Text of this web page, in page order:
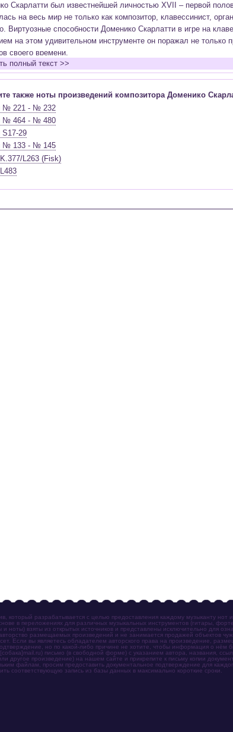
Скарлатти был известнейшей личностью XVII – первой
на весь мир не только как композитор, клавессинист,
Виртуозные способности Доменико Скарлатти в игре на
на этом удивительном инструменте он поражал не только
своего времени.
искусствоведы проводят прочные нити сравнения
. И, действительно, параллели двух разных жизней
в области музыкальных форм и их трактовке. Оба
культуры и искусства своего времени и заработали
нашей огромной планеты.
наследие Доменико Скарлатти входит огромное
творил. Среди них оперы, духовная музыка, сочинения
клавирные одночастные произведения, которые позднее стали
сплетены такие черты как скерцозность и лирическое
лишь небольшая часть произведений Доменико
полный текст >>
также ноты произведений композитора Доменико
№ 221 - № 232
№ 464 - № 480
29
№ 133 - № 145
L263 (Fisk)
который разрабатывается с целью предоставления каждому музыканту нот
в переложениях для различных музыкальных инструментов (гитары,
ноты) взяты из открытых источников и представлены исключительно для
размещаемых произведений и не занимается продажей объектов
Если вы являетесь обладателем авторского права на произведение,
но по какой-либо причине не хотите, чтобы информация о нём
письмо (в свободной форме) с указанием автора, названия,
другое произведение) на нашем сайте и прикрепите к письму копии
файлам, просим предоставить документальное подтверждение для
соответствующую запись из базы данных в максимально короткие сроки.